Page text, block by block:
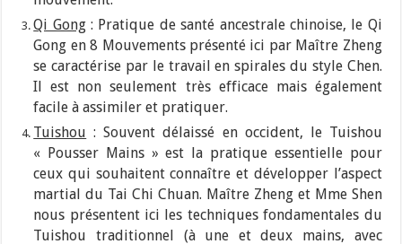
Qi Gong: Pratique de santé ancestrale chinoise, le Qi
Gong en 8 Mouvements présenté ici par Maître Zheng
se caractérise par le travail en spirales du style Chen.
Il est non seulement très efficace mais également
facile à assimiler et pratiquer.
Tuishou : Souvent délaissé en occident, le Tuishou
« Pousser Mains » est la pratique essentielle pour
ceux qui souhaitent connaître et développer l’aspect
martial du Tai Chi Chuan. Maître Zheng et Mme Shen
nous présentent ici les techniques fondamentales du
Tuishou traditionnel (à une et deux mains, avec